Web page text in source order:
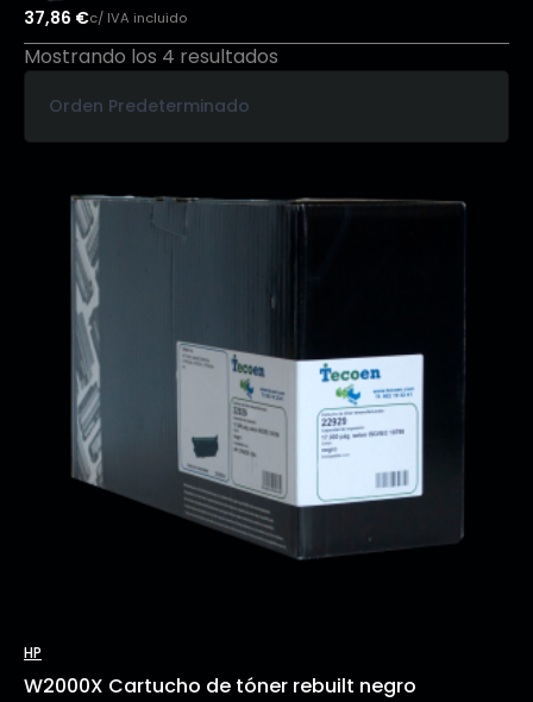
37,86 €c/ IVA incluido
Mostrando los 4 resultados
HP
W2000X Cartucho de tóner rebuilt negro